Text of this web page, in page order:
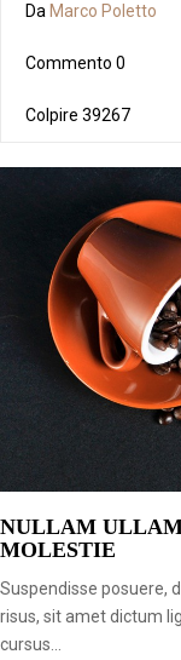
Da Marco Poletto
Commento 0
Colpire 39267
NULLAM
MOLESTIE
Suspendisse posuere,
risus, sit amet dictum
cursus...